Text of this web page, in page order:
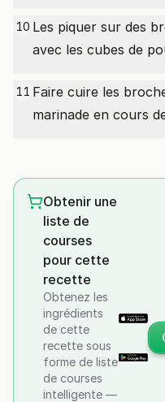
10 Les piquer sur des
avec les cubes de
11 Faire cuire les
marinade en cours
Obtenir une
liste de
courses
pour cette
recette
Obtenez les
ingrédients
de cette
recette sous
forme de liste
de courses
intelligente —